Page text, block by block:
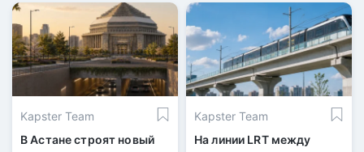
Kapster Team
В Астане строят новый
Kapster Team
На линии LRT между